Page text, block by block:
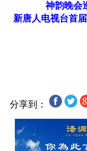
神韵晚会
新唐人电视台首
分享到：